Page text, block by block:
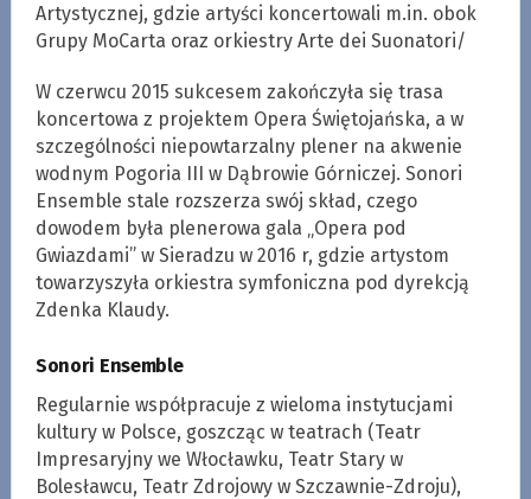
Artystycznej, gdzie artyści koncertowali m.in. obok
Grupy MoCarta oraz orkiestry Arte dei Suonatori/
W czerwcu 2015 sukcesem zakończyła się trasa
koncertowa z projektem Opera Świętojańska, a w
szczególności niepowtarzalny plener na akwenie
wodnym Pogoria III w Dąbrowie Górniczej. Sonori
Ensemble stale rozszerza swój skład, czego
dowodem była plenerowa gala „Opera pod
Gwiazdami” w Sieradzu w 2016 r, gdzie artystom
towarzyszyła orkiestra symfoniczna pod dyrekcją
Zdenka Klaudy.
Sonori Ensemble
Regularnie współpracuje z wieloma instytucjami
kultury w Polsce, goszcząc w teatrach (Teatr
Impresaryjny we Włocławku, Teatr Stary w
Bolesławcu, Teatr Zdrojowy w Szczawnie-Zdroju),